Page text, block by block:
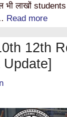
भी लाखों
Read more
12th